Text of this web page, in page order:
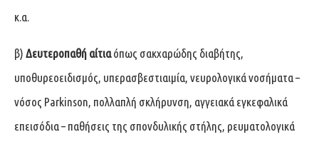
κ.α.
β) Δευτεροπαθή αίτιαόπως σακχαρώδης διαβήτης,
υποθυρεοειδισμός, υπερασβεστιαιμία, νευρολογικά νοσήματα –
νόσος Parkinson, πολλαπλή σκλήρυνση, αγγειακά εγκεφαλικά
επεισόδια – παθήσεις της σπονδυλικής στήλης, ρευματολογικά